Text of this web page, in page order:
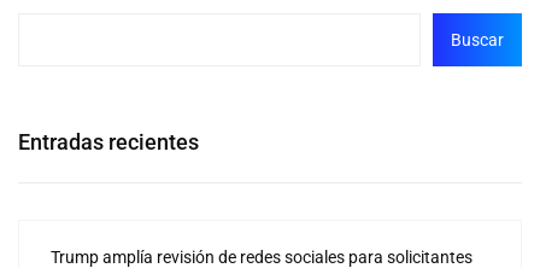
Buscar
Entradas recientes
Trump amplía revisión de redes sociales para solicitantes